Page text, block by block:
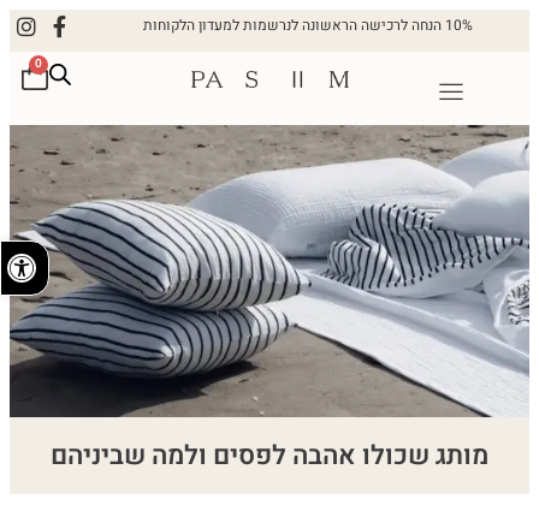
10% הנחה לרכישה הראשונה לנרשמות למעדון הלקוחות
0
מותג שכולו אהבה לפסים ולמה שביניהם